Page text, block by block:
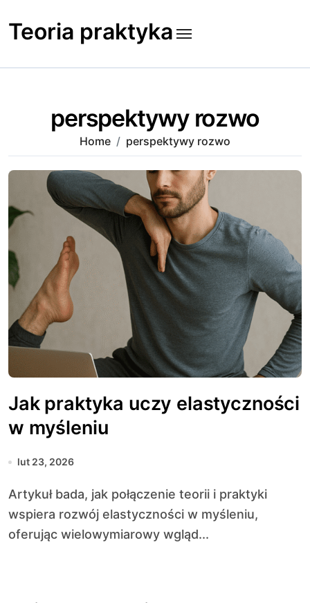
to
content
Teoria praktyka
perspektywy rozwo
Home perspektywy rozwo
Jak praktyka uczy elastyczności
w myśleniu
lut 23, 2026
Artykuł bada, jak połączenie teorii i praktyki
wspiera rozwój elastyczności w myśleniu,
oferując wielowymiarowy wgląd...